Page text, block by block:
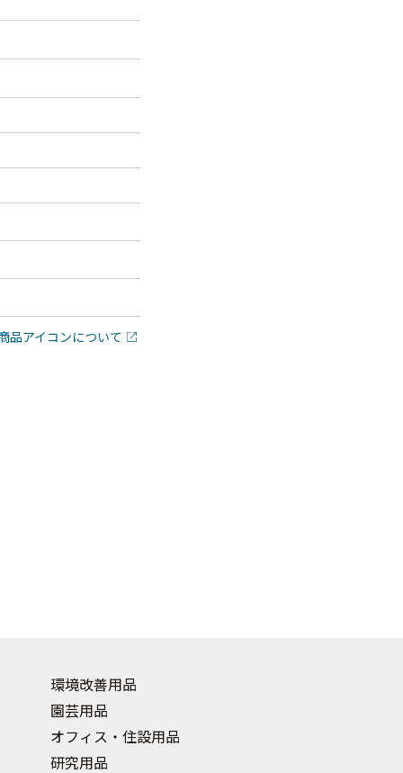
品アイコンについて
環境改善用品
園芸用品
オフィス・住設用品
研究用品